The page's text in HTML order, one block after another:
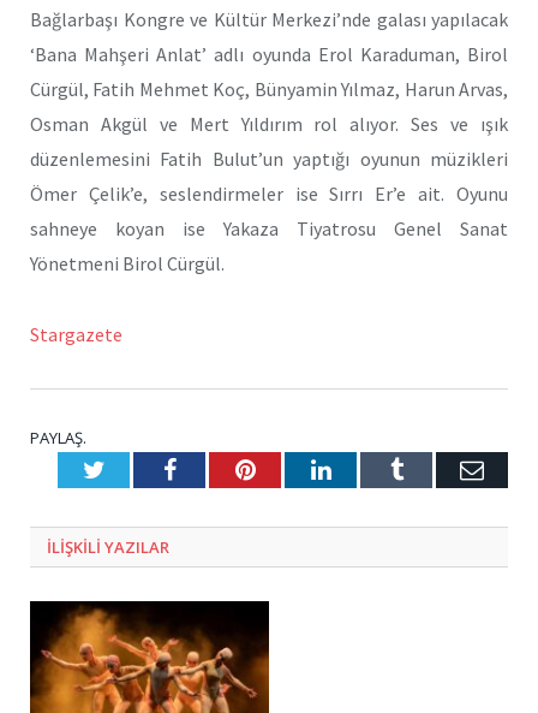
Bağlarbaşı Kongre ve Kültür Merkezi’nde galası yapılacak
‘Bana Mahşeri Anlat’ adlı oyunda Erol Karaduman, Birol
Cürgül, Fatih Mehmet Koç, Bünyamin Yılmaz, Harun Arvas,
Osman Akgül ve Mert Yıldırım rol alıyor. Ses ve ışık
düzenlemesini Fatih Bulut’un yaptığı oyunun müzikleri
Ömer Çelik’e, seslendirmeler ise Sırrı Er’e ait. Oyunu
sahneye koyan ise Yakaza Tiyatrosu Genel Sanat
Yönetmeni Birol Cürgül.
Stargazete
PAYLAŞ.
TwitterFacebookPinterestLinkedInTumblr E-
ILIŞKILI YAZILAR